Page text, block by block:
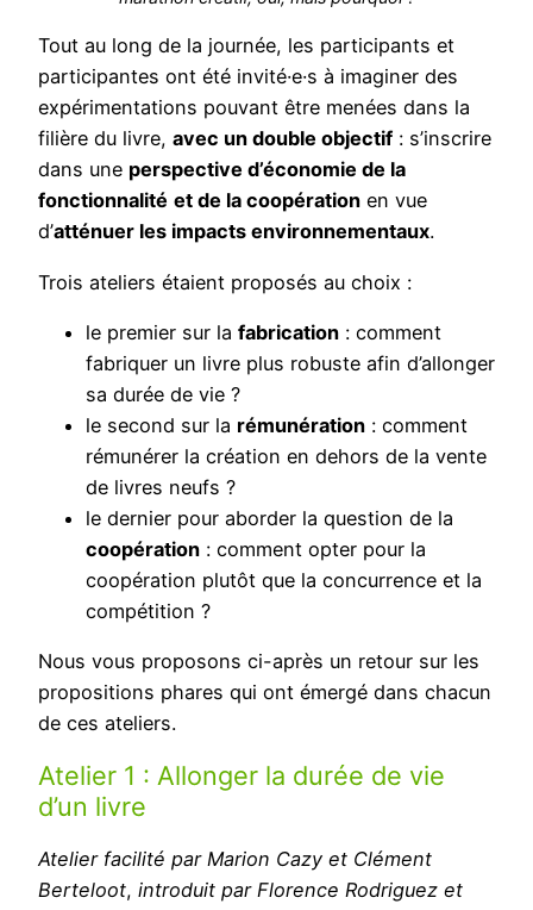
Tout au long de la journée, les participants et
participantes ont été invité·e·s à imaginer des
expérimentations pouvant être menées dans la
filière du livre, avec un double objectif : s’inscrire
dans une perspective d’économie de la
fonctionnalité et de la coopération en vue
d’atténuer les impacts environnementaux.
Trois ateliers étaient proposés au choix :
le premier sur la fabrication : comment
fabriquer un livre plus robuste afin d’allonger
sa durée de vie ?
le second sur la rémunération : comment
rémunérer la création en dehors de la vente
de livres neufs ?
le dernier pour aborder la question de la
coopération : comment opter pour la
coopération plutôt que la concurrence et la
compétition ?
Nous vous proposons ci-après un retour sur les
propositions phares qui ont émergé dans chacun
de ces ateliers.
Atelier 1 : Allonger la durée de vie
d’un livre
Atelier facilité par Marion Cazy et Clément
Berteloot, introduit par Florence Rodriguez et